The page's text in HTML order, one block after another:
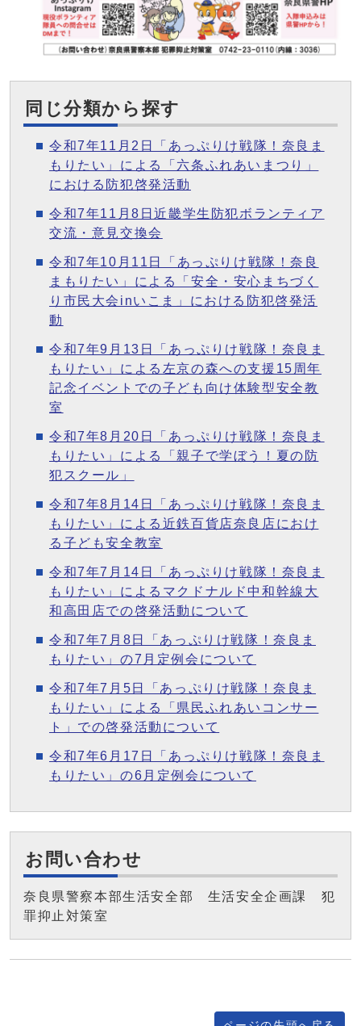
同じ分類から探す
令和7年11月2日「あっぷりけ戦隊！奈良ま
もりたい」による「六条ふれあいまつり」
における防犯啓発活動
令和7年11月8日近畿学生防犯ボランティア
交流・意見交換会
令和7年10月11日「あっぷりけ戦隊！奈良
まもりたい」による「安全・安心まちづく
り市民大会inいこま」における防犯啓発活
動
令和7年9月13日「あっぷりけ戦隊！奈良ま
もりたい」による左京の森への支援15周年
記念イベントでの子ども向け体験型安全教
室
令和7年8月20日「あっぷりけ戦隊！奈良ま
もりたい」による「親子で学ぼう！夏の防
犯スクール」
令和7年8月14日「あっぷりけ戦隊！奈良ま
もりたい」による近鉄百貨店奈良店におけ
る子ども安全教室
令和7年7月14日「あっぷりけ戦隊！奈良ま
もりたい」によるマクドナルド中和幹線大
和高田店での啓発活動について
令和7年7月8日「あっぷりけ戦隊！奈良ま
もりたい」の7月定例会について
令和7年7月5日「あっぷりけ戦隊！奈良ま
もりたい」による「県民ふれあいコンサー
ト」での啓発活動について
令和7年6月17日「あっぷりけ戦隊！奈良ま
もりたい」の6月定例会について
お問い合わせ
奈良県警察本部生活安全部 生活安全企画課 犯
罪抑止対策室